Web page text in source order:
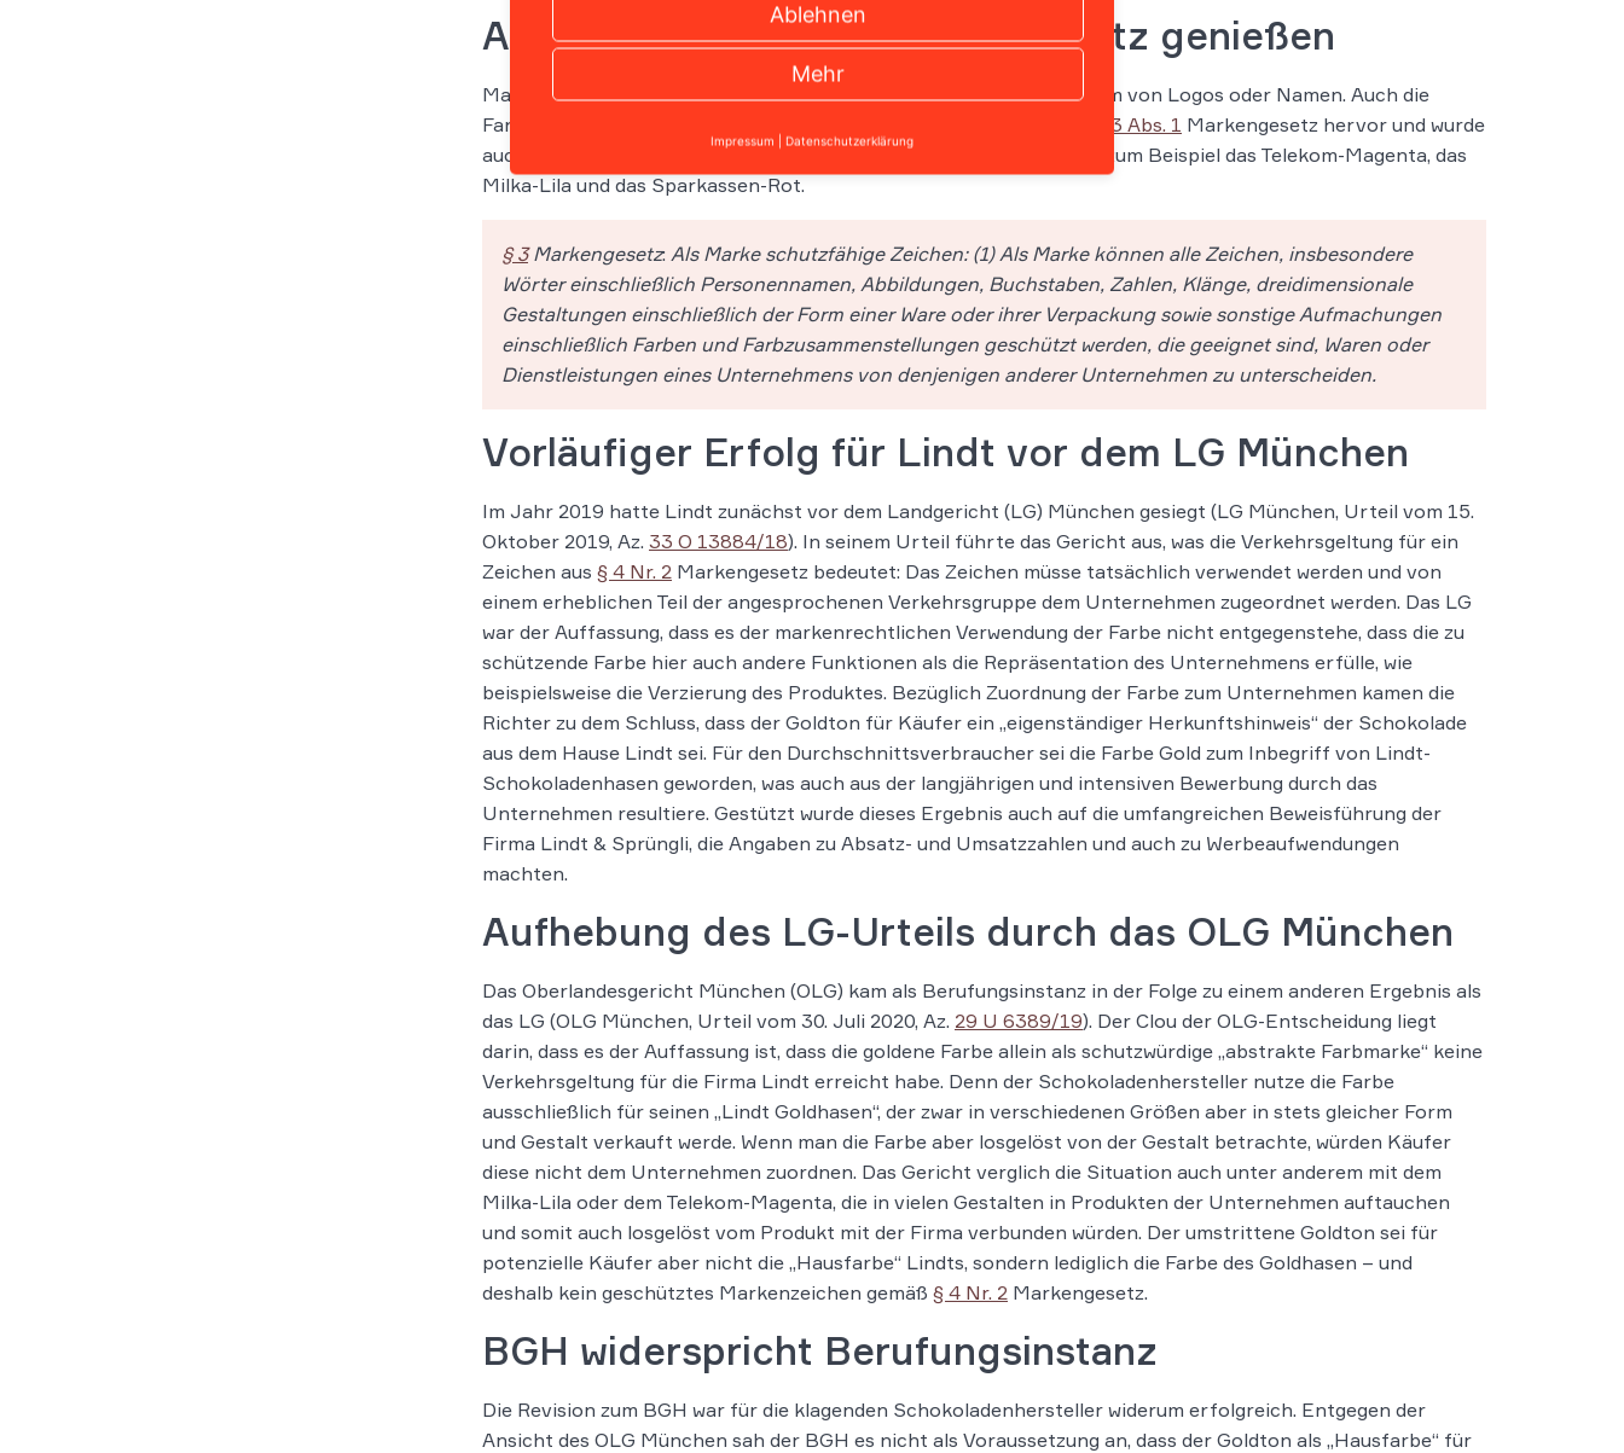
Auch Farben können Markenschutz genießen
Markenrechtlich geschützt werden können nicht nur Zeichen in Form von Logos oder Namen. Auch die
Farbe eines Produktes kann diesen Schutz genießen. Das geht aus
§ 3 Abs. 1 Markengesetz hervor und wurde
auch schon in einigen berühmten Fällen bestätigt: Schutz genießen zum Beispiel das Telekom-Magenta, das
Milka-Lila und das Sparkassen-Rot.
§ 3Markengesetz: Als Marke schutzfähige Zeichen: (1) Als Marke können alle Zeichen, insbesondere
Wörter einschließlich Personennamen, Abbildungen, Buchstaben, Zahlen, Klänge, dreidimensionale
Gestaltungen einschließlich der Form einer Ware oder ihrer Verpackung sowie sonstige Aufmachungen
einschließlich Farben und Farbzusammenstellungen geschützt werden, die geeignet sind, Waren oder
Dienstleistungen eines Unternehmens von denjenigen anderer Unternehmen zu unterscheiden.
Vorläufiger Erfolg für Lindt vor dem LG München
Im Jahr 2019 hatte Lindt zunächst vor dem Landgericht (LG) München gesiegt (LG München, Urteil vom 15.
Oktober 2019, Az. 33 O 13884/18). In seinem Urteil führte das Gericht aus, was die Verkehrsgeltung für ein
Zeichen aus § 4 Nr. 2 Markengesetz bedeutet: Das Zeichen müsse tatsächlich verwendet werden und von
einem erheblichen Teil der angesprochenen Verkehrsgruppe dem Unternehmen zugeordnet werden. Das LG
war der Auffassung, dass es der markenrechtlichen Verwendung der Farbe nicht entgegenstehe, dass die zu
schützende Farbe hier auch andere Funktionen als die Repräsentation des Unternehmens erfülle, wie
beispielsweise die Verzierung des Produktes. Bezüglich Zuordnung der Farbe zum Unternehmen kamen die
Richter zu dem Schluss, dass der Goldton für Käufer ein „eigenständiger Herkunftshinweis“ der Schokolade
aus dem Hause Lindt sei. Für den Durchschnittsverbraucher sei die Farbe Gold zum Inbegriff von Lindt-
Schokoladenhasen geworden, was auch aus der langjährigen und intensiven Bewerbung durch das
Unternehmen resultiere. Gestützt wurde dieses Ergebnis auch auf die umfangreichen Beweisführung der
Firma Lindt & Sprüngli, die Angaben zu Absatz- und Umsatzzahlen und auch zu Werbeaufwendungen
machten.
Aufhebung des LG-Urteils durch das OLG München
Das Oberlandesgericht München (OLG) kam als Berufungsinstanz in der Folge zu einem anderen Ergebnis als
das LG (OLG München, Urteil vom 30. Juli 2020, Az. 29 U 6389/19). Der Clou der OLG-Entscheidung liegt
darin, dass es der Auffassung ist, dass die goldene Farbe allein als schutzwürdige „abstrakte Farbmarke“ keine
Verkehrsgeltung für die Firma Lindt erreicht habe. Denn der Schokoladenhersteller nutze die Farbe
ausschließlich für seinen „Lindt Goldhasen“, der zwar in verschiedenen Größen aber in stets gleicher Form
und Gestalt verkauft werde. Wenn man die Farbe aber losgelöst von der Gestalt betrachte, würden Käufer
diese nicht dem Unternehmen zuordnen. Das Gericht verglich die Situation auch unter anderem mit dem
Milka-Lila oder dem Telekom-Magenta, die in vielen Gestalten in Produkten der Unternehmen auftauchen
und somit auch losgelöst vom Produkt mit der Firma verbunden würden. Der umstrittene Goldton sei für
potenzielle Käufer aber nicht die „Hausfarbe“ Lindts, sondern lediglich die Farbe des Goldhasen – und
deshalb kein geschütztes Markenzeichen gemäß § 4 Nr. 2 Markengesetz.
BGH widerspricht Berufungsinstanz
Die Revision zum BGH war für die klagenden Schokoladenhersteller widerum erfolgreich. Entgegen der
Ansicht des OLG München sah der BGH es nicht als Voraussetzung an, dass der Goldton als „Hausfarbe“ für
Ablehnen
Mehr
Impressum Datenschutzerklärung